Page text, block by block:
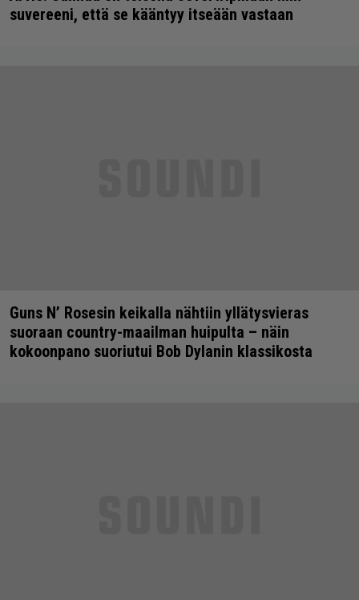
suvereeni, että se kääntyy itseään vastaan
Guns N’ Rosesin keikalla nähtiin yllätysvieras
suoraan country-maailman huipulta – näin
kokoonpano suoriutui Bob Dylanin klassikosta